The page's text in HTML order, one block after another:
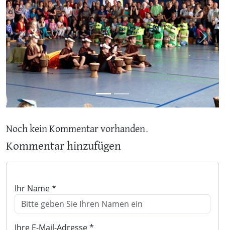
Previous Next
Noch kein Kommentar vorhanden.
Kommentar hinzufügen
Ihr Name *
Ihre E-Mail-Adresse *